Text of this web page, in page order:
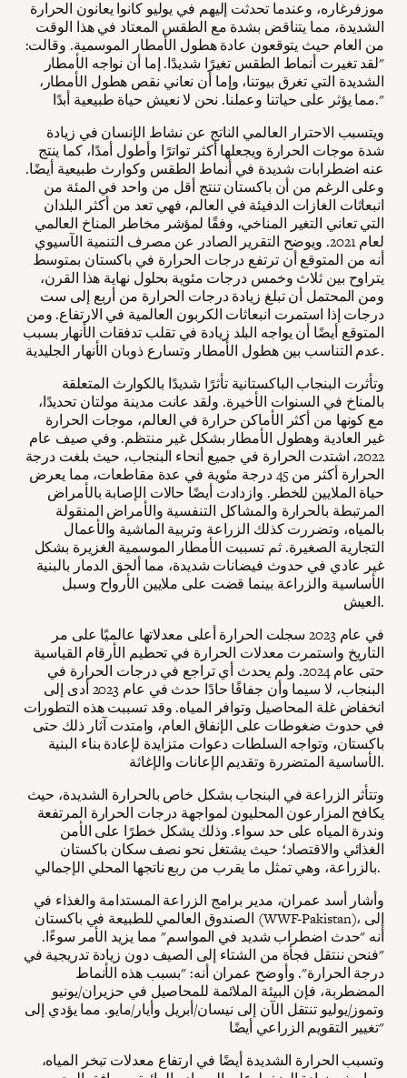
موزفرغاره، وعندما تحدثت إليهم في يوليو كانوا يعانون الحرارة
الشديدة، مما يتناقض بشدة مع الطقس المعتاد في هذا الوقت
من العام حيث يتوقعون عادة هطول الأمطار الموسمية. وقالت:
"لقد تغيرت أنماط الطقس تغيرًا شديدًا. إما أن نواجه الأمطار
الشديدة التي تغرق بيوتنا، وإما أن نعاني نقص هطول الأمطار،
مما يؤثر على حياتنا وعملنا. نحن لا نعيش حياة طبيعية أبدًا."
ويتسبب الاحترار العالمي الناتج عن نشاط الإنسان في زيادة
شدة موجات الحرارة ويجعلها أكثر تواترًا وأطول أمدًا، كما ينتج
عنه اضطرابات شديدة في أنماط الطقس وكوارث طبيعية أيضًا.
وعلى الرغم من أن باكستان تنتج أقل من واحد في المئة من
انبعاثات الغازات الدفيئة في العالم، فهي تعد من أكثر البلدان
التي تعاني التغير المناخي، وفقًا لمؤشر مخاطر المناخ العالمي
لعام 2021. ويوضح التقرير الصادر عن مصرف التنمية الآسيوي
أنه من المتوقع أن ترتفع درجات الحرارة في باكستان بمتوسط
يتراوح بين ثلاث وخمس درجات مئوية بحلول نهاية هذا القرن،
ومن المحتمل أن تبلغ زيادة درجات الحرارة من أربع إلى ست
درجات إذا استمرت انبعاثات الكربون العالمية في الارتفاع. ومن
المتوقع أيضًا أن يواجه البلد زيادة في تقلب تدفقات الأنهار بسبب
عدم التناسب بين هطول الأمطار وتسارع ذوبان الأنهار الجليدية.
وتأثرت البنجاب الباكستانية تأثرًا شديدًا بالكوارث المتعلقة
بالمناخ في السنوات الأخيرة. ولقد عانت مدينة مولتان تحديدًا،
مع كونها من أكثر الأماكن حرارة في العالم، موجات الحرارة
غير العادية وهطول الأمطار بشكل غير منتظم. وفي صيف عام
2022، اشتدت الحرارة في جميع أنحاء البنجاب، حيث بلغت درجة
الحرارة أكثر من 45 درجة مئوية في عدة مقاطعات، مما يعرض
حياة الملايين للخطر. وازدادت أيضًا حالات الإصابة بالأمراض
المرتبطة بالحرارة والمشاكل التنفسية والأمراض المنقولة
بالمياه، وتضررت كذلك الزراعة وتربية الماشية والأعمال
التجارية الصغيرة. ثم تسببت الأمطار الموسمية الغزيرة بشكل
غير عادي في حدوث فيضانات شديدة، مما ألحق الدمار بالبنية
الأساسية والزراعة بينما قضت على ملايين الأرواح وسبل
العيش.
في عام 2023 سجلت الحرارة أعلى معدلاتها عالميًا على مر
التاريخ واستمرت معدلات الحرارة في تحطيم الأرقام القياسية
حتى عام 2024. ولم يحدث أي تراجع في درجات الحرارة في
البنجاب، لا سيما وأن جفافًا حادًا حدث في عام 2023 أدى إلى
انخفاض غلة المحاصيل وتوافر المياه. وقد تسببت هذه التطورات
في حدوث ضغوطات على الإنفاق العام، وامتدت آثار ذلك حتى
باكستان، وتواجه السلطات دعوات متزايدة لإعادة بناء البنية
الأساسية المتضررة وتقديم الإعانات والإغاثة.
وتتأثر الزراعة في البنجاب بشكل خاص بالحرارة الشديدة، حيث
يكافح المزارعون المحليون لمواجهة درجات الحرارة المرتفعة
وندرة المياه على حد سواء. وذلك يشكل خطرًا على الأمن
الغذائي والاقتصاد؛ حيث يشتغل نحو نصف سكان باكستان
بالزراعة، وهي تمثل ما يقرب من ربع ناتجها المحلي الإجمالي.
وأشار أسد عمران، مدير برامج الزراعة المستدامة والغذاء في
الصندوق العالمي للطبيعة في باكستان (WWF-Pakistan)، إلى
أنه "حدث اضطراب شديد في المواسم" مما يزيد الأمر سوءًا.
"فنحن ننتقل فجأة من الشتاء إلى الصيف دون زيادة تدريجية في
درجة الحرارة". وأوضح عمران أنه: "بسبب هذه الأنماط
المضطربة، فإن البيئة الملائمة للمحاصيل في حزيران/يونيو
وتموز/يوليو تنتقل الآن إلى نيسان/أبريل وأيار/مايو. مما يؤدي إلى
تغيير التقويم الزراعي أيضًا"
وتسبب الحرارة الشديدة أيضًا في ارتفاع معدلات تبخر المياه،